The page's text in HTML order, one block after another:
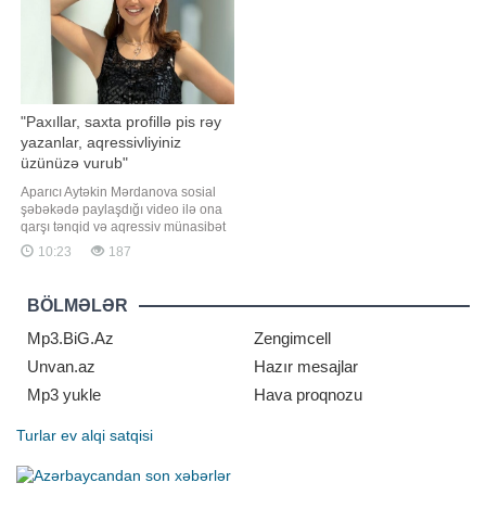
"Paxıllar, saxta profillə pis rəy
yazanlar, aqressivliyiniz
üzünüzə vurub"
Aparıcı Aytəkin Mərdanova sosial
şəbəkədə paylaşdığı video ilə ona
qarşı tənqid və aqressiv münasibət
göstərən izləyicilərə müraciət edib.
Axşam.az xəbər verir ki, aparıcı
şəxslərin onu izləmək
məcburiyyətində olmadığını bildirib:.
"Məni izləmək məcburiyyətində
deyilsiniz
10:23 187
BÖLMƏLƏR
Mp3.BiG.Az
Zengimcell
Unvan.az
Hazır mesajlar
Mp3 yukle
Hava proqnozu
Turlar ev alqi satqisi